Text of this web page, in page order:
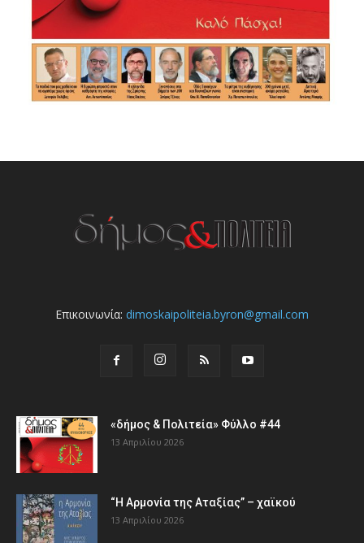
Επικοινωνία: dimoskaipoliteia.byron@gmail.com
«δήμος & Πολιτεία» Φύλλο #44
13 Απριλίου 2026
“Η Αρμονία της Αταξίας” – χαϊκού
13 Απριλίου 2026